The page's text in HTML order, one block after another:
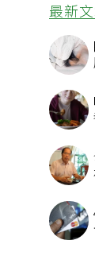
最新